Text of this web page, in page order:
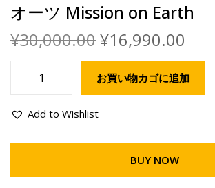
オーツ Mission on Earth
¥30,000.00¥16,990.00
お買い物カゴに追加
Add to Wishlist
BUY NOW